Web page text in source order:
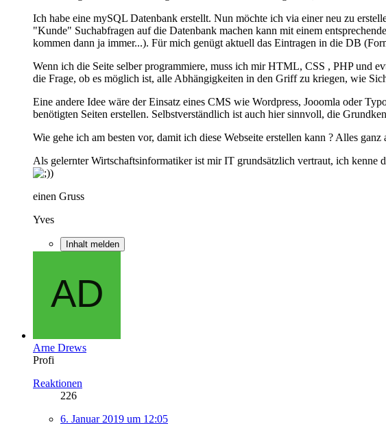
Ich habe eine mySQL Datenbank erstellt. Nun möchte ich via einer neu zu
"Kunde" Suchabfragen auf die Datenbank machen kann mit einem
kommen dann ja immer...). Für mich genügt aktuell das Eintragen in die DB
Wenn ich die Seite selber programmiere, muss ich mir HTML, CSS , PHP und
die Frage, ob es möglich ist, alle Abhängigkeiten in den Griff zu kriegen, wie
Eine andere Idee wäre der Einsatz eines CMS wie Wordpress, Jooomla oder
benötigten Seiten erstellen. Selbstverständlich ist auch hier sinnvoll, die
Wie gehe ich am besten vor, damit ich diese Webseite erstellen kann ? Alles
Als gelernter Wirtschaftsinformatiker ist mir IT grundsätzlich vertraut, ich kenne
)
einen Gruss
Yves
Inhalt melden
Arne Drews
Profi
Reaktionen
226
6. Januar 2019 um 12:05